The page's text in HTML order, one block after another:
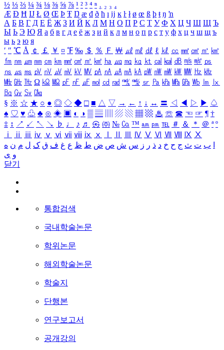
½ ⅓ ⅔ ¼ ¾ ⅛ ⅜ ⅝ ⅞ ¹ ² ³ ⁴ ⁿ ₁ ₂ ₃ ₄
Æ Ð Ħ Ĳ Ł Ø Œ Þ Ŧ Ŋ æ đ ð ħ ı ĳ ĸ ŀ ł ø œ ß þ ŧ ŋ ŉ
А Б В Г Д Е Ё Ж З И Й К Л М Н О П Р С Т У Ф Х Ц Ч Ш Щ Ъ
Ы Ь Э Ю Я а б в г д е ё ж з и й к л м н о п р с т у ф х ц ч ш щ ъ
ы ь э ю я
′ ″ ℃ Å ￠ ￡ ￥ ¤ ℉ ‰ ＄ ％ Ｆ ￦ ㎕ ㎖ ㎗ ℓ ㎘ ㏄ ㎣ ㎤ ㎥ ㎦
㎙ ㎚ ㎛ ㎜ ㎝ ㎞ ㎟ ㎠ ㎡ ㎢ ㏊ ㎍ ㎎ ㎏ ㏏ ㎈ ㎉ ㏈ ㎧ ㎨ ㎰
㎱ ㎲ ㎳ ㎴ ㎵ ㎶ ㎷ ㎸ ㎹ ㎀ ㎁ ㎂ ㎃ ㎄ ㎺ ㎻ ㎽ ㎾ ㎿ ㎐ ㎑
㎒ ㎓ ㎔ Ω ㏀ ㏁ ㎊ ㎋ ㎌ ㏖ ㏅ ㎭ ㎮ ㎯ ㏛ ㎩ ㎪ ㎫ ㎬ ㏝ ㏐
㏓
㏃ ㏉ ㏜ ㏆
§ ※ ☆ ★ ○ ● ◎ ◇ ◆ □ ■ △ ▽ → ← ↑ ↓ ↔ 〓 ◁ ◀ ▷ ▶ ♤
♠ ♡ ♥ ♧ ♣ ⊙ ◈ ▣ ◐ ◑ ▒ ▤ ▨ ▧ ▦ ▩ ♨ ☏ ☎ ☜ ☞ ¶ †
‡ ↕ ↗ ↙ ↖ ↘ ♭ ♩ ♪ ♬ ㉿ ㈜ № ㏇ ™ ㏂ ㏘ ℡ ＃ ＆ ＊ ＠ ª º
ⅰ
ⅱ ⅲ ⅳ ⅴ ⅵ ⅶ ⅷ ⅸ ⅹ Ⅳ Ⅴ Ⅵ Ⅶ Ⅷ Ⅸ Ⅹ
ب ت ث ج ح خ د ذ ر ز س ش ص ض ط ظ ع غ ف ق ک ل م ن ه
و ی
닫기
통합검색
국내학술논문
학위논문
해외학술논문
학술지
단행본
연구보고서
공개강의